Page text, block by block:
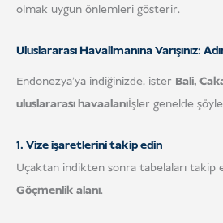
olmak uygun önlemleri gösterir.
Uluslararası Havalimanına Varışınız:
Endonezya'ya indiğinizde, ister Bali,
uluslararası havaalanıİşler genelde
1. Vize işaretlerini takip edin
Uçaktan indikten sonra tabelaları takip
Göçmenlik alanı.